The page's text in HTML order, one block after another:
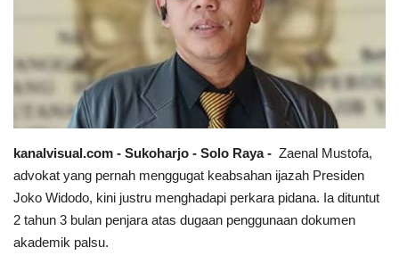
Sumut
News
Jawa Barat
Riau
Bisnis
kanalvisual.com - Sukoharjo - Solo Raya - Zaenal Mustofa,
advokat yang pernah menggugat keabsahan ijazah Presiden
Joko Widodo, kini justru menghadapi perkara pidana. Ia dituntut
2 tahun 3 bulan penjara atas dugaan penggunaan dokumen
akademik palsu.